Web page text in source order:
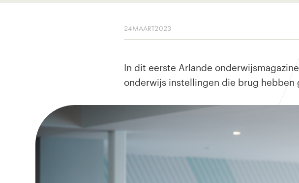
24MAART2023
In dit eerste Arlande
onderwijs instellingen die brug hebben